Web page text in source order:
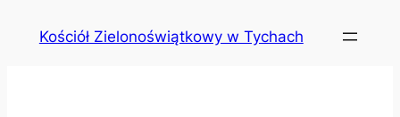
Kościół Zielonoświątkowy w Tychach